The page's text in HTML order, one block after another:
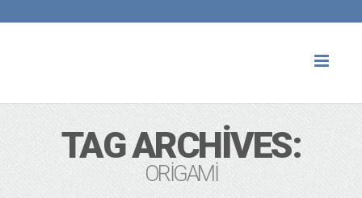
TAG ARCHIVES:
ORIGAMI